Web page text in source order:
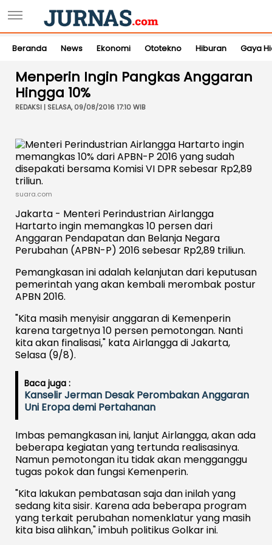
Beranda News Ekonomi Ototekno Hiburan Gaya
Menperin Ingin Pangkas Anggaran
Hingga 10%
REDAKSI | SELASA, 09/08/2016 17:10 WIB
suara.com
Jakarta - Menteri Perindustrian Airlangga
Hartarto ingin memangkas 10 persen dari
Anggaran Pendapatan dan Belanja Negara
Perubahan (APBN-P) 2016 sebesar Rp2,89 triliun.
Pemangkasan ini adalah kelanjutan dari keputusan
pemerintah yang akan kembali merombak postur
APBN 2016.
"Kita masih menyisir anggaran di Kemenperin
karena targetnya 10 persen pemotongan. Nanti
kita akan finalisasi," kata Airlangga di Jakarta,
Selasa (9/8).
Baca juga :
Kanselir Jerman Desak Perombakan Anggaran
Uni Eropa demi Pertahanan
Imbas pemangkasan ini, lanjut Airlangga, akan ada
beberapa kegiatan yang tertunda realisasinya.
Namun pemotongan itu tidak akan mengganggu
tugas pokok dan fungsi Kemenperin.
"Kita lakukan pembatasan saja dan inilah yang
sedang kita sisir. Karena ada beberapa program
yang terkait perubahan nomenklatur yang masih
kita bisa alihkan," imbuh politikus Golkar ini.